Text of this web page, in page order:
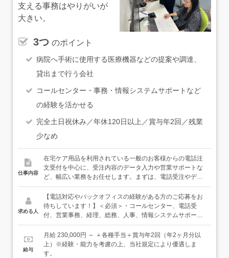
支える事務はやりがいが
大きい。
3つ のポイント
病院へ手術に使用する医療機器などの提案や調達、
貸出まで行う会社
コールセンター・事務・情報システムサポートなど
の経験を活かせる
完全土日祝休み／年休120日以上／賞与年2回／残業
少なめ
仕事内容
在宅ケア用品を利用されている一般のお客様からの電話注
文受付を中心に、受注内容のデータ入力や営業サポートな
ど、幅広い業務をお任せします。まずは、電話受注やデー
タ入力など、これまでの経験を活かせる仕事から担当して
いただきます。慣れてきたら、スキルなどに応じて、請求
業務などの経理、人事・総務業務にもチャレンジしていけ
る環境です！また、人とお話をするのが好きという方は、
ケア用品を取り扱う拠点、ショールームでの接客・商品案
内などに携わることができる可能性もあります！電話対応
を中心とした事務経験を活かしながら、将来的には対面で
求める人
【電話対応やバックオフィスの経験がある方のご応募をお
待ちしています！】＜必須＞・コールセンター、電話受
付、営業事務、経理、総務、人事、情報システムサポート
のいずれかの業務経験がある方・基本的なパソコン操作が
できる方・電話を受けながら、内容を正確にパソコンへ入
力できる方＜こんな経験が活かせます＞・コールセンター
での受電業務・通信販売やECサイトの電話注文受付・カス
給与
月給 230,000円 ～ ＋各種手当＋賞与年2回（年2ヶ月分以
上）※経験・能力を考慮の上、当社規定により優遇しま
す。